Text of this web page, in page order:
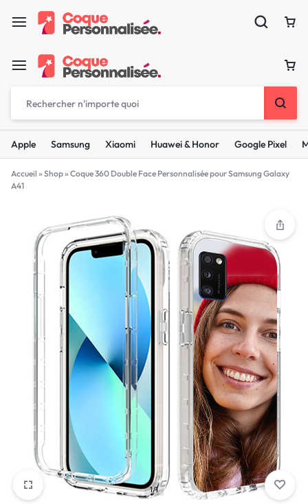
Apple Samsung Xiaomi Huawei & Honor Google Pixel
Accueil » Shop» Coque 360 Double Face Personnalisée pour Samsung Galaxy
A41
1/1